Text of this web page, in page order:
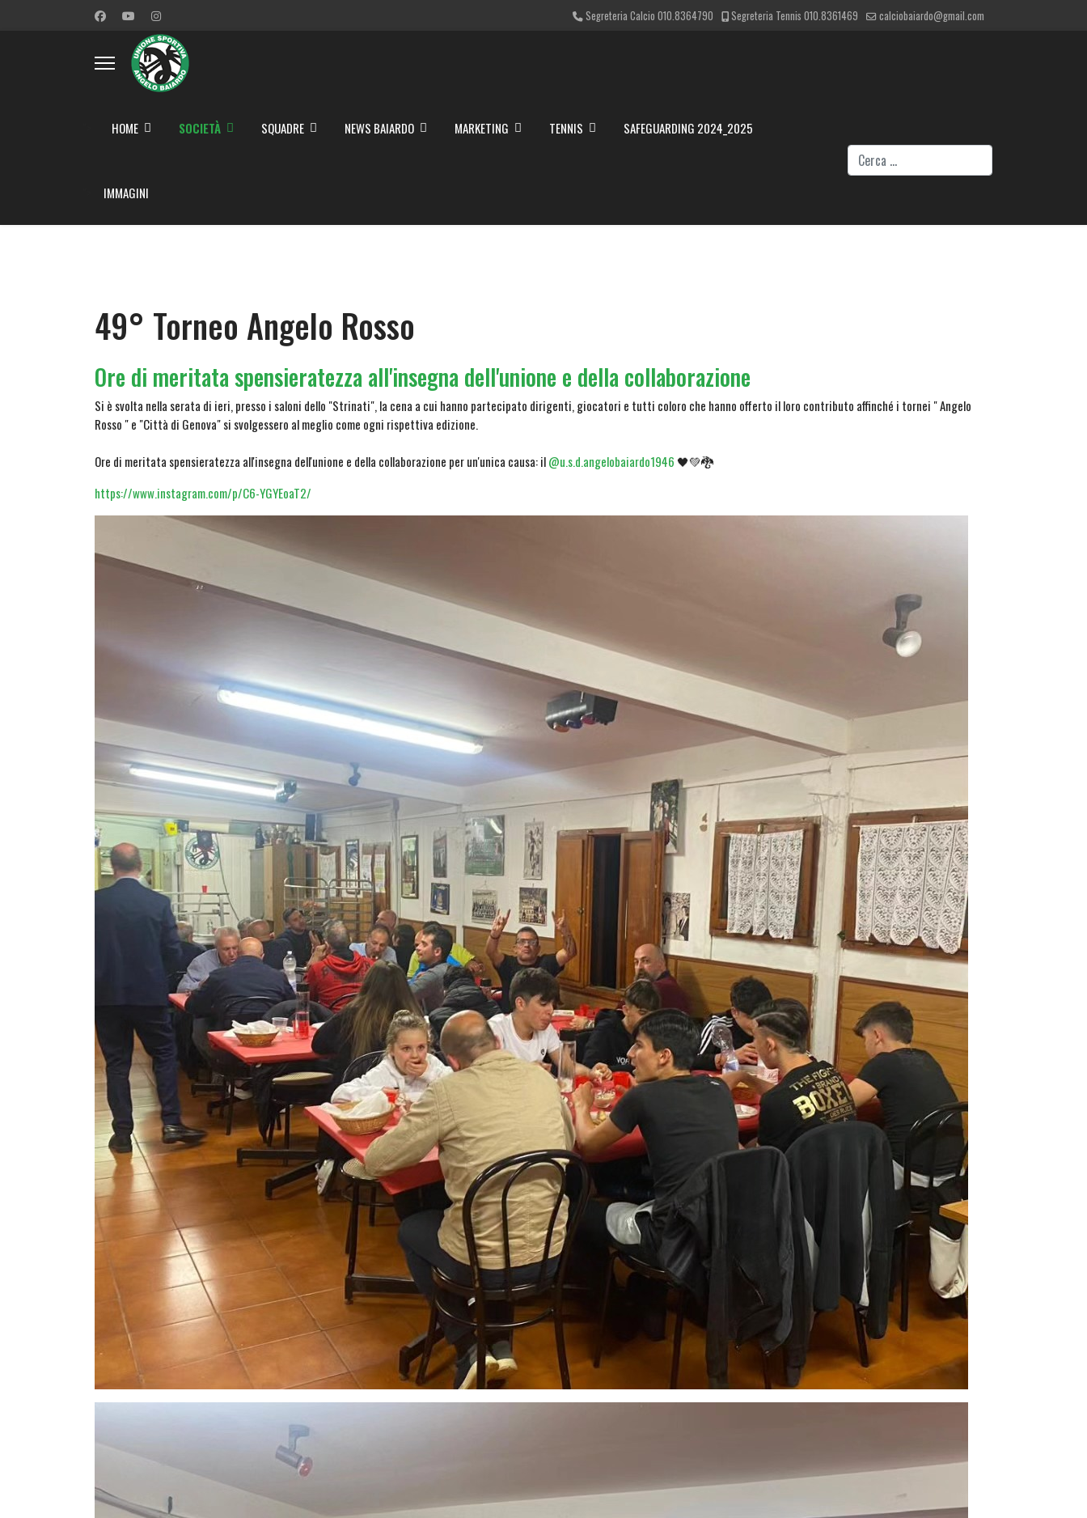
Segreteria Calcio 010.8364790 Segreteria Tennis 010.8361469 calciobaiardo@gmail.com
HOME SOCIETÀ SQUADRE NEWS BAIARDO MARKETING TENNIS SAFEGUARDING 2024_2025
IMMAGINI
Cerca
49° Torneo Angelo Rosso
Ore di meritata spensieratezza all'insegna dell'unione e della collaborazione
Si è svolta nella serata di ieri, presso i saloni dello "Strinati", la cena a cui hanno partecipato dirigenti, giocatori e tutti coloro che hanno offerto il loro contributo affinché i tornei " Angelo
Rosso " e "Città di Genova" si svolgessero al meglio come ogni rispettiva edizione.
Ore di meritata spensieratezza all'insegna dell'unione e della collaborazione per un'unica causa: il@u.s.d.angelobaiardo1946 🖤💚🐉
https://www.instagram.com/p/C6-YGYEoaT2/